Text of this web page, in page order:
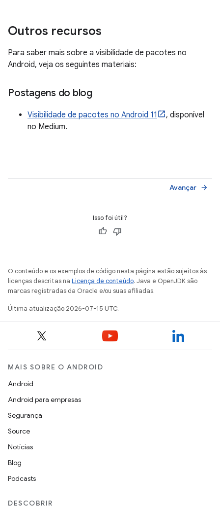
Outros recursos
Para saber mais sobre a visibilidade de pacotes no
Android, veja os seguintes materiais:
Postagens do blog
Visibilidade de pacotes no Android 11
, disponível
no Medium.
Avançar arrow_forward
Isso foi útil?
O conteúdo e os exemplos de código nesta página estão sujeitos às
licenças descritas na Licença de conteúdo. Java e OpenJDK são
marcas registradas da Oracle e/ou suas afiliadas.
Última atualização 2026-07-15 UTC.
MAIS SOBRE O ANDROID
Android
Android para empresas
Segurança
Source
Notícias
Blog
Podcasts
DESCOBRIR